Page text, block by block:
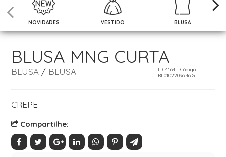
NOVIDADES VESTIDO BLUSA
BLUSA MNG CURTA
BLUSA/ BLUSA
ID: 4164 - Código
BL01022096.46.G
CREPE
Compartilhe: